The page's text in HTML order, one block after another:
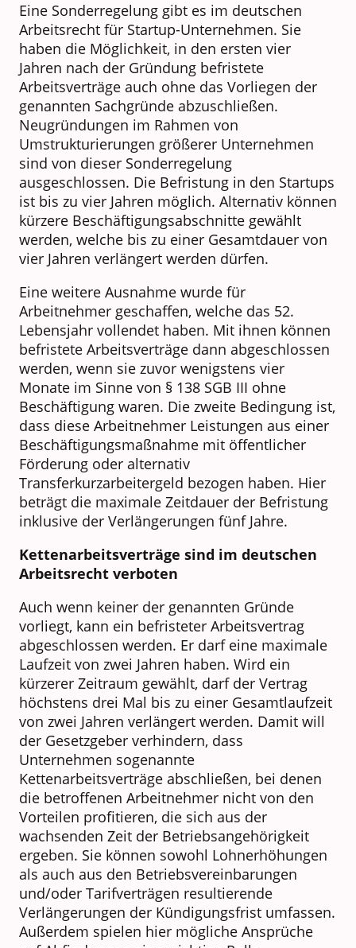
Eine Sonderregelung gibt es im deutschen
Arbeitsrecht für Startup-Unternehmen. Sie
haben die Möglichkeit, in den ersten vier
Jahren nach der Gründung befristete
Arbeitsverträge auch ohne das Vorliegen der
genannten Sachgründe abzuschließen.
Neugründungen im Rahmen von
Umstrukturierungen größerer Unternehmen
sind von dieser Sonderregelung
ausgeschlossen. Die Befristung in den Startups
ist bis zu vier Jahren möglich. Alternativ können
kürzere Beschäftigungsabschnitte gewählt
werden, welche bis zu einer Gesamtdauer von
vier Jahren verlängert werden dürfen.
Eine weitere Ausnahme wurde für
Arbeitnehmer geschaffen, welche das 52.
Lebensjahr vollendet haben. Mit ihnen können
befristete Arbeitsverträge dann abgeschlossen
werden, wenn sie zuvor wenigstens vier
Monate im Sinne von § 138 SGB III ohne
Beschäftigung waren. Die zweite Bedingung ist,
dass diese Arbeitnehmer Leistungen aus einer
Beschäftigungsmaßnahme mit öffentlicher
Förderung oder alternativ
Transferkurzarbeitergeld bezogen haben. Hier
beträgt die maximale Zeitdauer der Befristung
inklusive der Verlängerungen fünf Jahre.
Kettenarbeitsverträge sind im deutschen
Arbeitsrecht verboten
Auch wenn keiner der genannten Gründe
vorliegt, kann ein befristeter Arbeitsvertrag
abgeschlossen werden. Er darf eine maximale
Laufzeit von zwei Jahren haben. Wird ein
kürzerer Zeitraum gewählt, darf der Vertrag
höchstens drei Mal bis zu einer Gesamtlaufzeit
von zwei Jahren verlängert werden. Damit will
der Gesetzgeber verhindern, dass
Unternehmen sogenannte
Kettenarbeitsverträge abschließen, bei denen
die betroffenen Arbeitnehmer nicht von den
Vorteilen profitieren, die sich aus der
wachsenden Zeit der Betriebsangehörigkeit
ergeben. Sie können sowohl Lohnerhöhungen
als auch aus den Betriebsvereinbarungen
und/oder Tarifverträgen resultierende
Verlängerungen der Kündigungsfrist umfassen.
Außerdem spielen hier mögliche Ansprüche